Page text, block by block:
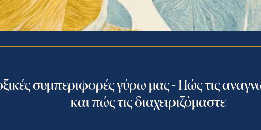
συμπεριφορές γύρω μας - Πώς τις
και πώς τις διαχειριζόμαστε